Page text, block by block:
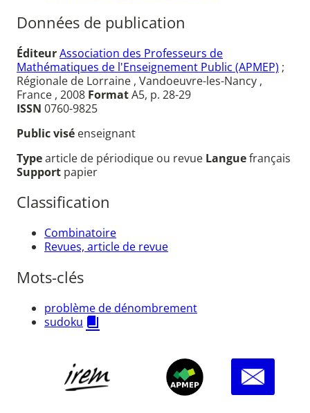
Données de publication
ÉditeurAssociation des Professeurs de
Mathématiques de l'Enseignement Public (APMEP) ;
Régionale de Lorraine , Vandoeuvre-les-Nancy ,
France , 2008 FormatA5, p. 28-29
ISSN 0760-9825
Public visé enseignant
Typearticle de périodique ou revue Languefrançais
Support papier
Classification
Combinatoire
Revues, article de revue
Mots-clés
problème de dénombrement
sudoku